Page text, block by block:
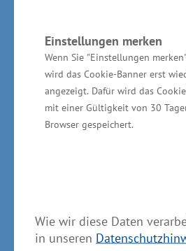
Einstellungen merken
Wenn Sie "Einstellungen
wird das Cookie-Banner erst
angezeigt. Dafür wird das
mit einer Gültigkeit von 30
Browser gespeichert.
Wie wir diese Daten
in unseren
flossen in die Informations-
zeigen, dass es im Bereich
Entwicklung keinen
gehandelt. Und das ist
Rudolph.
Wirtschaftsstaatssekretär